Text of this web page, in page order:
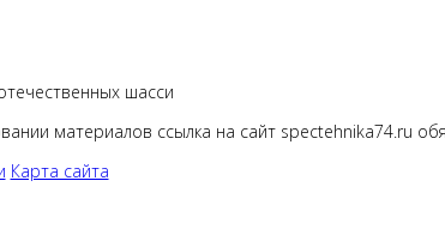
шасси
материалов ссылка на сайт spectehnika74.ru
Карта сайта